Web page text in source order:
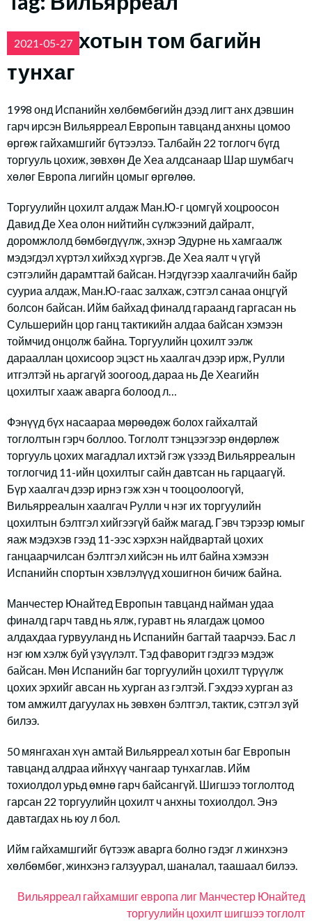
2021-05-27
Жижиг хотын том багийн
тунхаг
1998 онд Испанийн хөлбөмбөгийн дээд лигт анх дэвшин
гарч ирсэн Вильярреал Европын тавцанд анхны цомоо
өргөж гайхамшгийг бүтээлээ. Талбайн 22 тоглогч бүгд
торгууль цохиж, зөвхөн Де Хеа алдсанаар Шар шумбагч
хөлөг Европа лигийн цомыг өргөлөө.
Торгуулийн цохилт алдаж Ман.Ю-г цомгүй хоцроосон
Давид Де Хеа олон нийтийн сүлжээний дайралт,
доромжлолд бөмбөгдүүлж, эхнэр Эдурне нь хамгаалж
мэдэгдэл хүртэл хийхэд хүргэв. Де Хеа яалт ч үгүй
сэтгэлийн дарамттай байсан. Нэгдүгээр хаалгачийн байр
сууриа алдаж, Ман.Ю-гаас залхаж, сэтгэл санаа онцгүй
болсон байсан. Ийм байхад финалд гараанд гаргасан нь
Сульшерийн цор ганц тактикийн алдаа байсан хэмээн
тоймчид онцолж байна. Торгуулийн цохилт ээлж
дарааллан цохисоор эцэст нь хаалгач дээр ирж, Рулли
итгэлтэй нь аргагүй зоогоод, дараа нь Де Хеагийн
цохилтыг хааж аварга болоод л…
Фэнүүд бүх насаараа мөрөөдөж болох гайхалтай
тоглолтын гэрч боллоо. Тоглолт тэнцээгээр өндөрлөж
торгууль цохих магадлал ихтэй гэж үзээд Вильярреалын
тоглогчид 11-ийн цохилтыг сайн давтсан нь гарцаагүй.
Бүр хаалгач дээр ирнэ гэж хэн ч тооцоолоогүй,
Вильярреалын хаалгач Рулли ч нэг их торгуулийн
цохилтын бэлтгэл хийгээгүй байж магад. Гэвч тэрээр юмыг
яаж мэдэхэв гээд 11-ээс хэрхэн найдвартай цохих
ганцаарчилсан бэлтгэл хийсэн нь илт байна хэмээн
Испанийн спортын хэвлэлүүд хошигнон бичиж байна.
Манчестер Юнайтед Европын тавцанд найман удаа
финалд гарч тавд нь ялж, гуравт нь ялагдаж цомоо
алдахдаа гурвууланд нь Испанийн багтай таарчээ. Бас л
нэг юм хэлж буй үзүүлэлт. Тэд фаворит гэдгээ мэдэж
байсан. Мөн Испанийн баг торгуулийн цохилт түрүүлж
цохих эрхийг авсан нь хурган аз гэлтэй. Гэхдээ хурган аз
том амжилт дагуулах нь зөвхөн бэлтгэл, тактик, сэтгэл зүй
билээ.
50 мянгахан хүн амтай Вильярреал хотын баг Европын
тавцанд алдраа ийнхүү чангаар тунхаглав. Ийм
тохиолдол урьд өмнө гарч байсангүй. Шигшээ тоглолтод
гарсан 22 торгуулийн цохилт ч анхны тохиолдол. Энэ
давтагдах нь юу л бол.
Ийм гайхамшгийг бүтээж аварга болно гэдэг л жинхэнэ
хөлбөмбөг, жинхэнэ галзуурал, шаналал, таашаал билээ.
Вильярреал гайхамшигевропа лиг Манчестер Юнайтед
торгуулийн цохилт шигшээ тоглолт